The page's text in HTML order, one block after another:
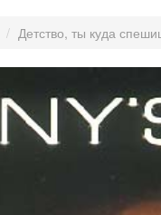
Детство, ты куда